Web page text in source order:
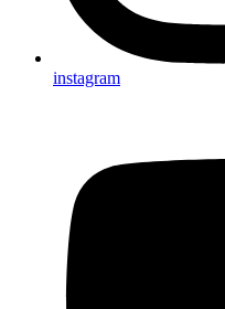
instagram